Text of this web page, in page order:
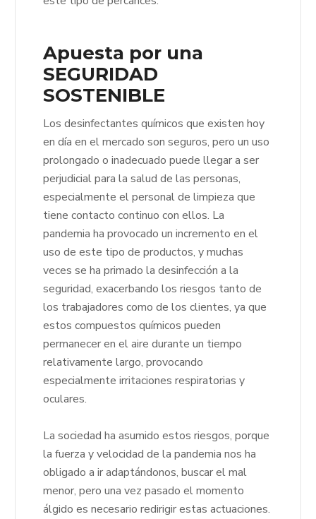
Apuesta por una
SEGURIDAD
SOSTENIBLE
Los desinfectantes químicos que existen hoy
en día en el mercado son seguros, pero un uso
prolongado o inadecuado puede llegar a ser
perjudicial para la salud de las personas,
especialmente el personal de limpieza que
tiene contacto continuo con ellos. La
pandemia ha provocado un incremento en el
uso de este tipo de productos, y muchas
veces se ha primado la desinfección a la
seguridad, exacerbando los riesgos tanto de
los trabajadores como de los clientes, ya que
estos compuestos químicos pueden
permanecer en el aire durante un tiempo
relativamente largo, provocando
especialmente irritaciones respiratorias y
oculares.
La sociedad ha asumido estos riesgos, porque
la fuerza y velocidad de la pandemia nos ha
obligado a ir adaptándonos, buscar el mal
menor, pero una vez pasado el momento
álgido es necesario redirigir estas actuaciones.